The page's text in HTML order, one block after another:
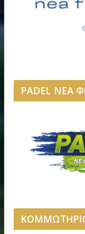
PADEL ΝΕΑ
ΚΟΜΜΩΤΗΡΙΟ